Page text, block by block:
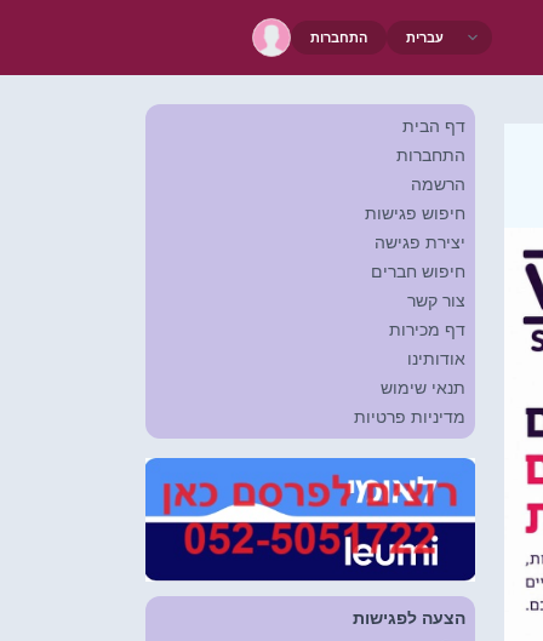
התחברות
דף הבית
התחברות
הרשמה
חיפוש פגישות
יצירת פגישה
חיפוש חברים
צור קשר
דף מכירות
אודותינו
תנאי שימוש
מדיניות פרטיות
הצעה לפגישות